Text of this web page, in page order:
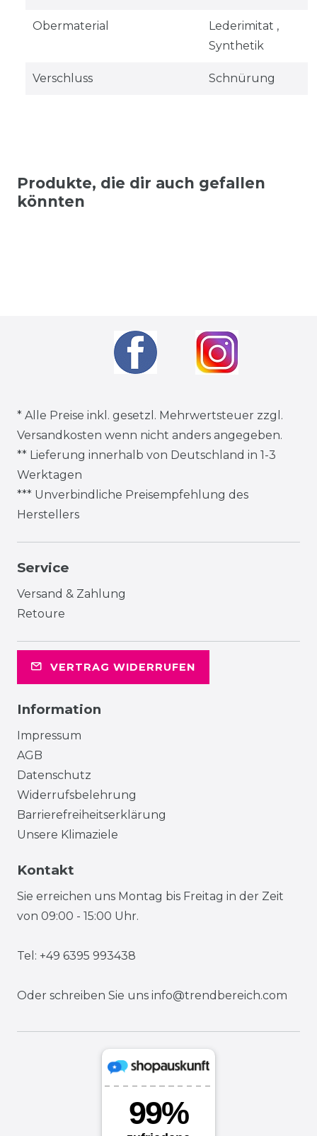
Obermaterial
Lederimitat ,
Synthetik
Verschluss Schnürung
Produkte, die dir auch gefallen
könnten
* Alle Preise inkl. gesetzl. Mehrwertsteuer zzgl.
Versandkosten wenn nicht anders angegeben.
** Lieferung innerhalb von Deutschland in 1-3
Werktagen
*** Unverbindliche Preisempfehlung des
Herstellers
Service
Versand & Zahlung
Retoure
VERTRAG WIDERRUFEN
Information
Impressum
AGB
Datenschutz
Widerrufsbelehrung
Barrierefreiheitserklärung
Unsere Klimaziele
Kontakt
Sie erreichen uns Montag bis Freitag in der Zeit
von 09:00 - 15:00 Uhr.
Tel: +49 6395 993438
Oder schreiben Sie uns info@trendbereich.com